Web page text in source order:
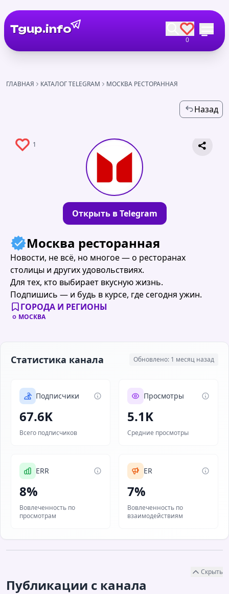
Tgup.info
0
ГЛАВНАЯ КАТАЛОГ TELEGRAM МОСКВА РЕСТОРАННАЯ
Назад
1
Открыть в Telegram
Москва ресторанная
Новости, не всё, но многое — о ресторанах
столицы и других удовольствиях.
Для тех, кто выбирает вкусную жизнь.
Подпишись — и будь в курсе, где сегодня ужин.
ГОРОДА И РЕГИОНЫ
МОСКВА
Статистика канала Обновлено: 1 месяц назад
Подписчики
67.6K
Всего подписчиков
Просмотры
5.1K
Средние просмотры
ERR
8%
Вовлеченность по
просмотрам
ER
7%
Вовлеченность по
взаимодействиям
Скрыть
Публикации с канала